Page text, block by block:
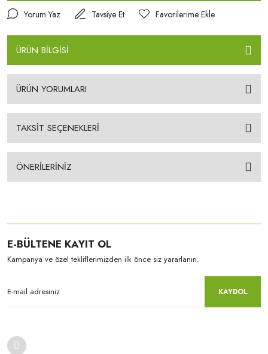
Yorum Yaz Tavsiye Et
ÜRÜN BİLGİSİ
ÜRÜN YORUMLARI
TAKSİT SEÇENEKLERİ
ÖNERİLERİNİZ
E-BÜLTENE KAYIT OL
Kampanya ve özel tekliflerimizden ilk önce siz yararlanın.
KAYDOL